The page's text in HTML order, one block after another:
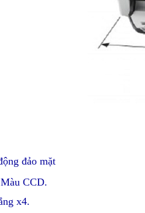
đảo mặt
CCD.
x4.